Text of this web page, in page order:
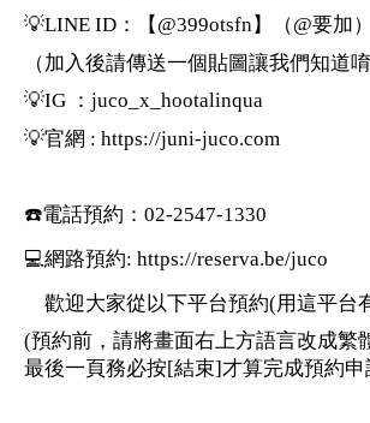
💡LINE ID：【@399otsfn】（@要加）
（加入後請傳送一個貼圖讓我們知道唷
💡IG ：juco_x_hootalinqua
💡官網 : https://juni-juco.com
☎️電話預約：02-2547-1330
💻網路預約: https://reserva.be/juco
歡迎大家從以下平台預約(用這平台
(預約前，請將畫面右上方語言改成繁
最後一頁務必按[結束]才算完成預約申